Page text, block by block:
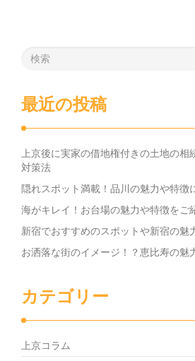
最近の投稿
上京後に実家の借地権付きの土地の
対策法
隠れスポット満載！品川の魅力や特徴
海がキレイ！お台場の魅力や特徴をご
新宿でおすすめのスポットや新宿の魅
お洒落な街のイメージ！？恵比寿の魅
カテゴリー
上京コラム